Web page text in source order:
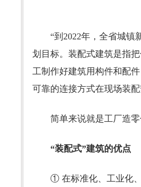
“到2022年，全省城镇新
划目标。装配式建筑是指
工制作好建筑用构件和配
可靠的连接方式在现场装
简单来说就是工厂造零
“装配式”建筑的优点
① 在标准化、工业化、